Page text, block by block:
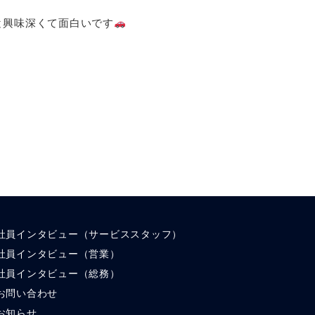
味深くて面白いです
員インタビュー（サービススタッフ）
員インタビュー（営業）
員インタビュー（総務）
問い合わせ